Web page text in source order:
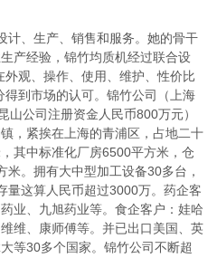
计、生产、销售和服务。她的骨干
产经验，锦竹均质机经过联合设
观、操作、使用、维护、性价比
到市场的认可。锦竹公司（上海
山公司注册资金人民币800万元）
，紧挨在上海的青浦区，占地二十
其中标准化厂房6500平方米，仓
。拥有大中型加工设备30多台，
量这算人民币超过3000万。药企客
业、九旭药业等。食企客户：娃哈
维、康师傅等。并已出口美国、英
等30多个国家。锦竹公司不断超